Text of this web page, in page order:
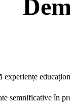
semnificative în